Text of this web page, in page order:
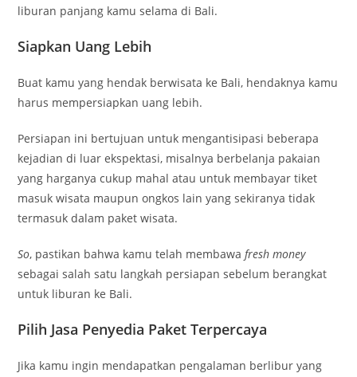
liburan panjang kamu selama di Bali.
Siapkan Uang Lebih
Buat kamu yang hendak berwisata ke Bali, hendaknya kamu
harus mempersiapkan uang lebih.
Persiapan ini bertujuan untuk mengantisipasi beberapa
kejadian di luar ekspektasi, misalnya berbelanja pakaian
yang harganya cukup mahal atau untuk membayar tiket
masuk wisata maupun ongkos lain yang sekiranya tidak
termasuk dalam paket wisata.
So, pastikan bahwa kamu telah membawafresh money
sebagai salah satu langkah persiapan sebelum berangkat
untuk liburan ke Bali.
Pilih Jasa Penyedia Paket Terpercaya
Jika kamu ingin mendapatkan pengalaman berlibur yang